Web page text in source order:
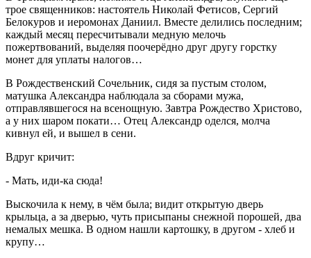
трое священников: настоятель Николай Фетисов, Сергий
Белокуров и иеромонах Даниил. Вместе делились последним;
каждый месяц пересчитывали медную мелочь
пожертвований, выделяя поочерёдно друг другу горстку
монет для уплаты налогов…
В Рождественский Сочельник, сидя за пустым столом,
матушка Александра наблюдала за сборами мужа,
отправлявшегося на всенощную. Завтра Рождество Христово,
а у них шаром покати… Отец Александр оделся, молча
кивнул ей, и вышел в сени.
Вдруг кричит:
- Мать, иди-ка сюда!
Выскочила к нему, в чём была; видит открытую дверь
крыльца, а за дверью, чуть присыпаны снежной порошей, два
немалых мешка. В одном нашли картошку, в другом - хлеб и
крупу…